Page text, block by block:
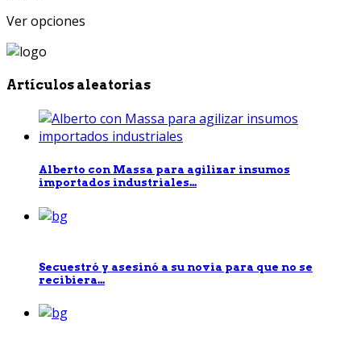
Ver opciones
Artículos aleatorias
Alberto con Massa para agilizar insumos
importados industriales...
Secuestró y asesinó a su novia para que no se
recibiera...